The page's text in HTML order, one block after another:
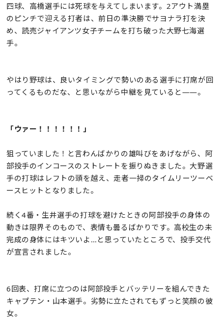
四球、高橋選手には死球を与えてしまいます。2アウト満塁
のピンチで迎える打者は、前日の準決勝でサヨナラ打を決
め、読売ジャイアンツ女子チームを打ち破った大野七海選
手。
やはり野球は、良いタイミングで勢いのある選手に打席が回
ってくるものだな、と思いながら中継を見ていると——。
「ウァー！！！！！！」
狙っていました！と言わんばかりの雄叫びをあげながら、阿
部投手のインコースのストレートを振りぬきました。大野選
手の打球はレフトの頭を越え、走者一掃のタイムリーツーベ
ースヒットとなりました。
続く4番・生井選手の打球を避けたときの阿部投手の身体の
動きは限界そのもので、表情も曇るばかりです。高校生の未
完成の身体にはキツいよ…と思っていたところで、投手交代
が宣言されました。
6回表、打席に立つのは阿部投手とバッテリーを組んできた
キャプテン・山本選手。劣勢に立たされてもずっと笑顔の彼
女。